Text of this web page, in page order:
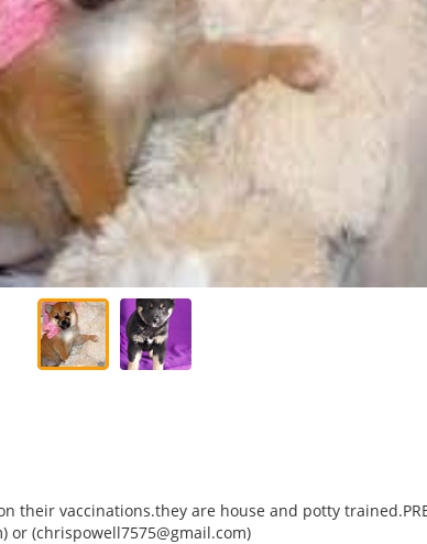
vaccinations.they are house and potty
or (chrispowell7575@gmail.com)